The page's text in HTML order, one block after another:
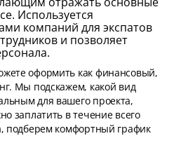
Используется
компаний для экспатов
и позволяет
оформить как финансовый,
Мы подскажем, какой вид
для вашего проекта,
заплатить в течение всего
подберем комфортный график